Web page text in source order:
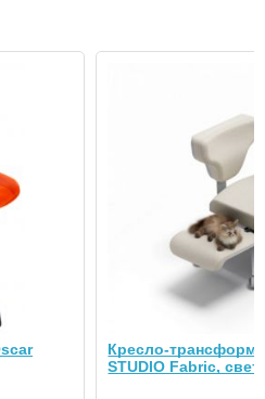
Кресло-
STUDIO Fabric,